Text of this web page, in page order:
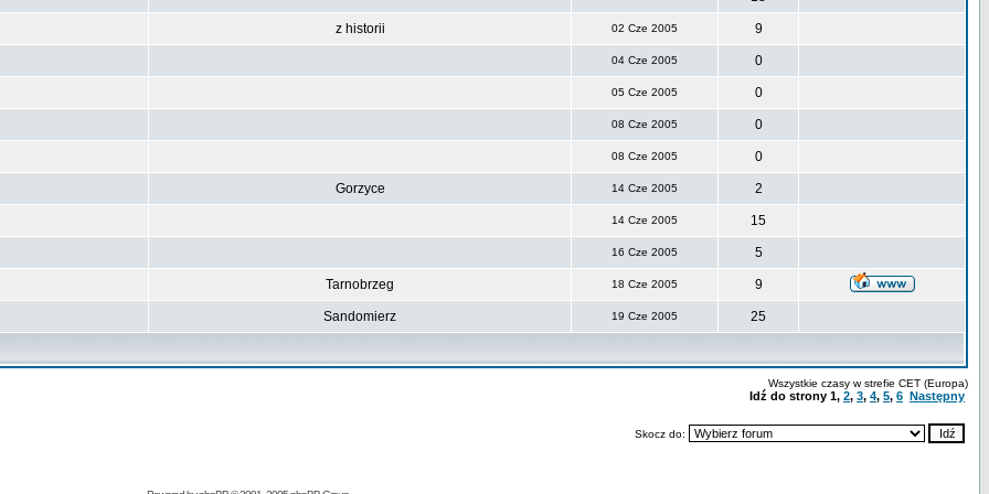
z historii 02 Cze 2005 9
04 Cze 2005 0
05 Cze 2005 0
08 Cze 2005 0
08 Cze 2005 0
Gorzyce 14 Cze 2005 2
14 Cze 2005 15
16 Cze 2005 5
Tarnobrzeg 18 Cze 2005 9
Sandomierz 19 Cze 2005 25
Wszystkie czasy w strefie CET (Europa)
Idź do strony 1, 2, 3, 4, 5, 6 Następny
Skocz do: